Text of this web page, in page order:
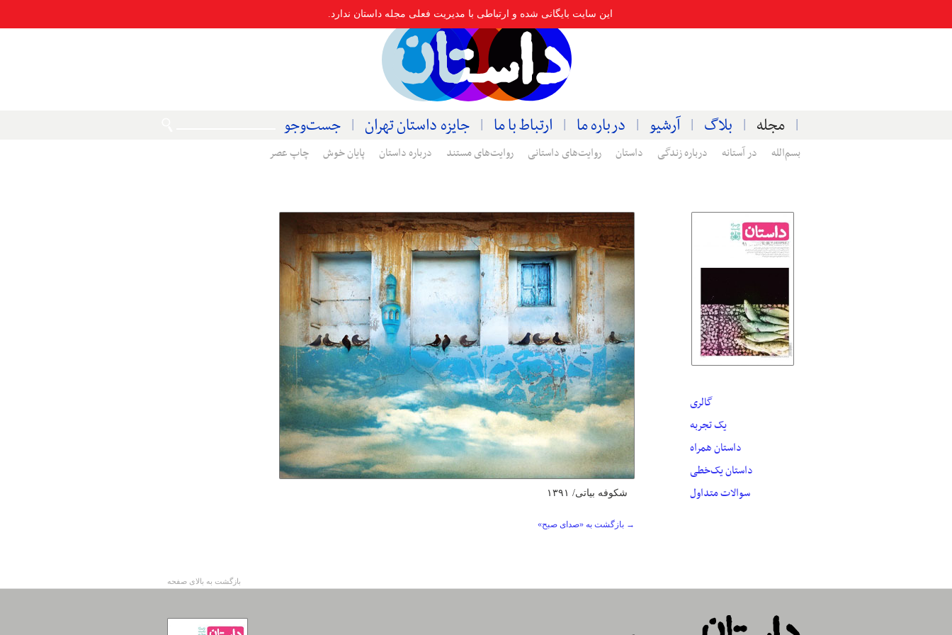
مجله بلاگ آرشیو درباره ما ارتباط با ما جایزه داستان تهران جست‌وجو
بسم‌الله در آستانه درباره زندگی داستان روایت‌های داستانی روایت‌های مستند درباره داستان پایان خوش چاپ عصر
شکوفه بیاتی/ ۱۳۹۱
→ بازگشت به «صدای صبح»
گالری
یک تجربه
داستان همراه
داستان یک‌خطی
سوالات متداول
بازگشت به بالای صفحه
این سایت بایگانی شده و ارتباطی با مدیریت فعلی مجله داستان ندارد.